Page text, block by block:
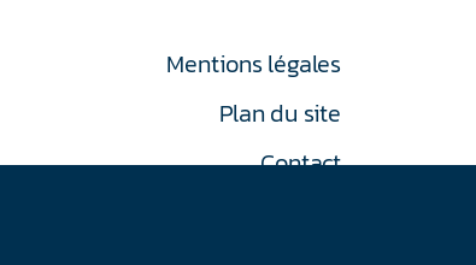
Mentions légales
Plan du site
Contact